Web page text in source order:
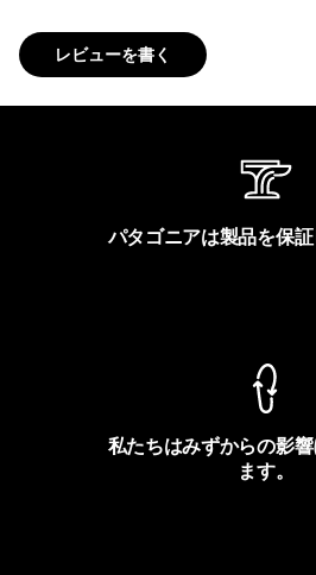
レビューを書く
パタゴニアは製品を保証
私たちはみずからの影
ます。